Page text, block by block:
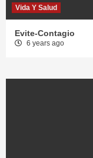
Vida Y Salud
Evite-Contagio
6 years ago